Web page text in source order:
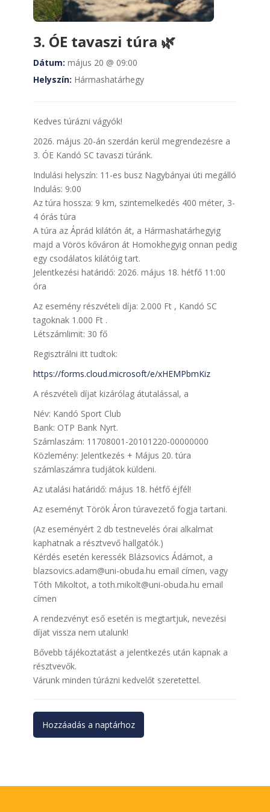
3. ÓE tavaszi túra 🌿
Dátum: május 20 @ 09:00
Helyszín: Hármashatárhegy
Kedves túrázni vágyók!
2026. május 20-án szerdán kerül megrendezésre a
3. ÓE Kandó SC tavaszi túránk.
Indulási helyszín: 11-es busz Nagybányai úti megálló
Indulás: 9:00
Az túra hossza: 9 km, szintemelkedés 400 méter, 3-
4 órás túra
A túra az Áprád kilátón át, a Hármashatárhegyig
majd a Vörös kőváron át Homokhegyig onnan pedig
egy csodálatos kilátóig tart.
Jelentkezési határidő: 2026. május 18. hétfő 11:00
óra
Az esemény részvételi díja: 2.000 Ft , Kandó SC
tagoknak 1.000 Ft .
Létszámlimit: 30 fő
Regisztrálni itt tudtok:
https://forms.cloud.microsoft/e/xHEMPbmKiz
A részvételi díjat kizárólag átutalással, a
Név: Kandó Sport Club
Bank: OTP Bank Nyrt.
Számlaszám: 11708001-20101220-00000000
Közlemény: Jelentkezés + Május 20. túra
számlaszámra tudjátok küldeni.
Az utalási határidő: május 18. hétfő éjfél!
Az eseményt Török Áron túravezető fogja tartani.
(Az eseményért 2 db testnevelés órai alkalmat
kaphatnak a résztvevő hallgatók.)
Kérdés esetén keressék Blázsovics Ádámot, a
blazsovics.adam@uni-obuda.hu email címen, vagy
Tóth Mikoltot, a toth.mikolt@uni-obuda.hu email
címen
A rendezvényt eső esetén is megtartjuk, nevezési
díjat vissza nem utalunk!
Bővebb tájékoztatást a jelentkezés után kapnak a
résztvevők.
Várunk minden túrázni kedvelőt szeretettel.
Hozzáadás a naptárhoz